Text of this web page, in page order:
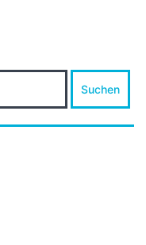
Suchen